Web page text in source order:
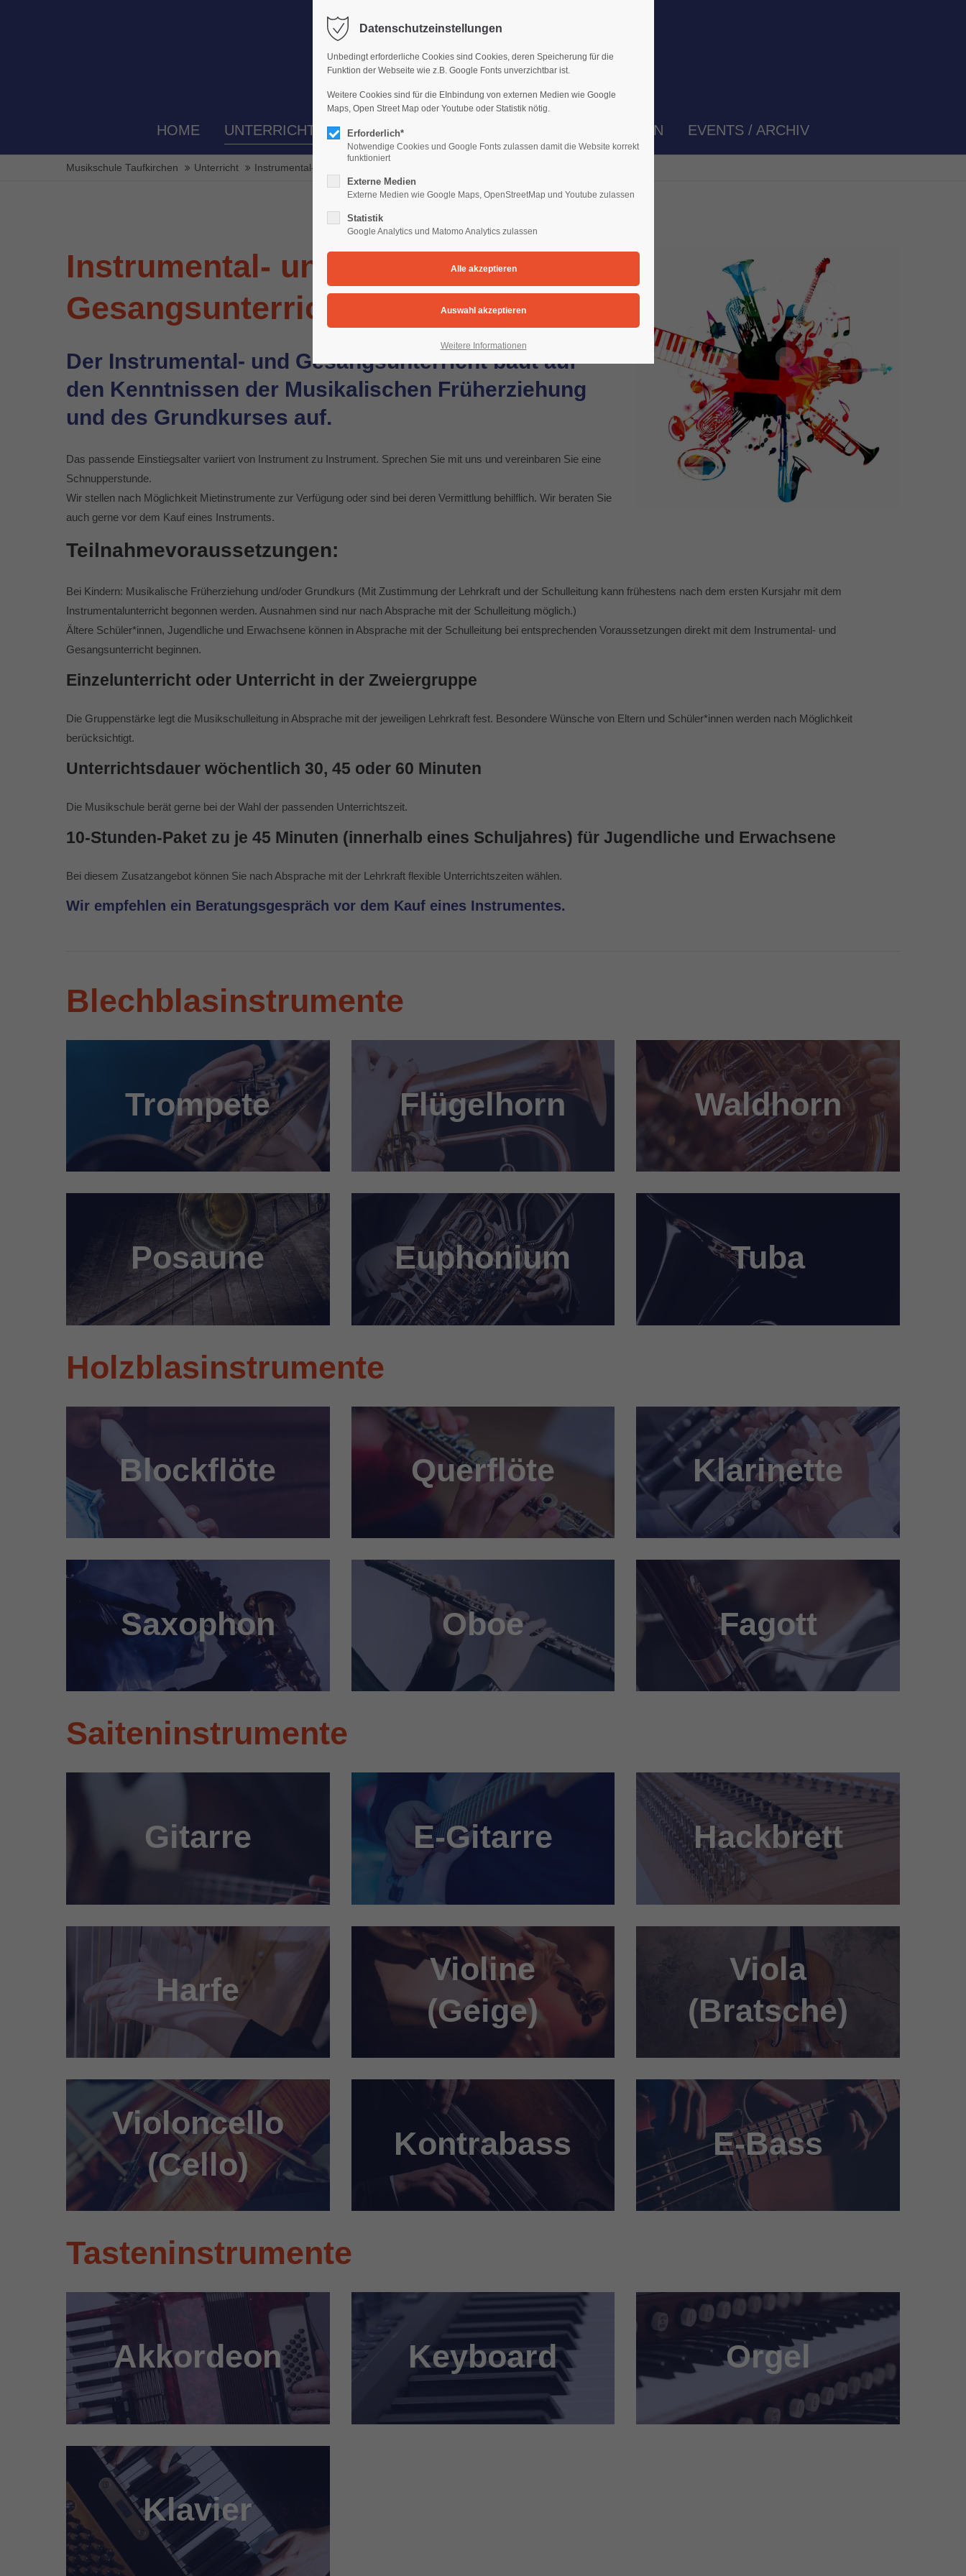
Der Eintrag "offcanvas-col2" existiert
leider nicht.
leider nicht.
HOME UNTERRICHT ANMELDUNG ENTGELTE & BESTIMMUNGEN EVENTS / ARCHIV
Musikschule Taufkirchen Unterricht Instrumental- und Gesangsunterricht
Instrumental- und
Gesangsunterricht
Der Instrumental- und Gesangsunterricht baut auf
den Kenntnissen der Musikalischen Früherziehung
und des Grundkurses auf.
Das passende Einstiegsalter variiert von Instrument zu Instrument. Sprechen Sie mit uns und vereinbaren Sie eine
Schnupperstunde.
Wir stellen nach Möglichkeit Mietinstrumente zur Verfügung oder sind bei deren Vermittlung behilflich. Wir beraten Sie
auch gerne vor dem Kauf eines Instruments.
Teilnahmevoraussetzungen:
Bei Kindern: Musikalische Früherziehung und/oder Grundkurs (Mit Zustimmung der Lehrkraft und der Schulleitung kann frühestens nach dem ersten Kursjahr mit dem
Instrumentalunterricht begonnen werden. Ausnahmen sind nur nach Absprache mit der Schulleitung möglich.)
Ältere Schüler*innen, Jugendliche und Erwachsene können in Absprache mit der Schulleitung bei entsprechenden Voraussetzungen direkt mit dem Instrumental- und
Gesangsunterricht beginnen.
Einzelunterricht oder Unterricht in der Zweiergruppe
Die Gruppenstärke legt die Musikschulleitung in Absprache mit der jeweiligen Lehrkraft fest. Besondere Wünsche von Eltern und Schüler*innen werden nach Möglichkeit
berücksichtigt.
Unterrichtsdauer wöchentlich 30, 45 oder 60 Minuten
Die Musikschule berät gerne bei der Wahl der passenden Unterrichtszeit.
10-Stunden-Paket zu je 45 Minuten (innerhalb eines Schuljahres) für Jugendliche und Erwachsene
Bei diesem Zusatzangebot können Sie nach Absprache mit der Lehrkraft flexible Unterrichtszeiten wählen.
Wir empfehlen ein Beratungsgespräch vor dem Kauf eines Instrumentes.
Blechblasinstrumente
Trompete Flügelhorn Waldhorn
Posaune Euphonium Tuba
Holzblasinstrumente
Blockflöte Querflöte Klarinette
Saxophon Oboe Fagott
Saiteninstrumente
Gitarre E-Gitarre Hackbrett
Harfe
Violine
(Geige)
Viola
(Bratsche)
Violoncello
(Cello)
Kontrabass E-Bass
Tasteninstrumente
Akkordeon Keyboard Orgel
Klavier
Datenschutzeinstellungen
Unbedingt erforderliche Cookies sind Cookies, deren Speicherung für die
Funktion der Webseite wie z.B. Google Fonts unverzichtbar ist.
Weitere Cookies sind für die EInbindung von externen Medien wie Google
Maps, Open Street Map oder Youtube oder Statistik nötig.
Erforderlich*
Notwendige Cookies und Google Fonts zulassen damit die Website korrekt
funktioniert
Externe Medien
Externe Medien wie Google Maps, OpenStreetMap und Youtube zulassen
Statistik
Google Analytics und Matomo Analytics zulassen
Weitere Informationen